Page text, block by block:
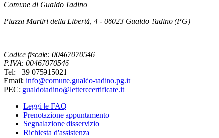
Comune di Gualdo Tadino
Piazza Martiri della Libertà, 4 - 06023 Gualdo Tadino (PG)
Codice fiscale: 00467070546
P.IVA: 00467070546
Tel: +39 075915021
Email: info@comune.gualdo-tadino.pg.it
PEC: gualdotadino@letterecertificate.it
Leggi le FAQ
Prenotazione appuntamento
Segnalazione disservizio
Richiesta d'assistenza